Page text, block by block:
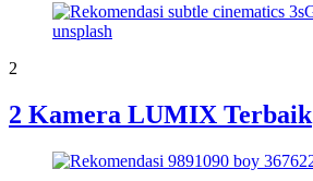
2
2 Kamera LUMIX Terbaik